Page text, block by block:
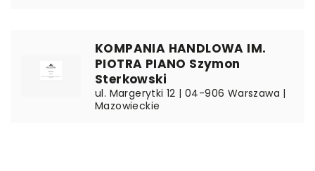
KOMPANIA HANDLOWA IM.
PIOTRA PIANO Szymon
Sterkowski
ul. Margerytki 12 | 04-906 Warszawa |
Mazowieckie